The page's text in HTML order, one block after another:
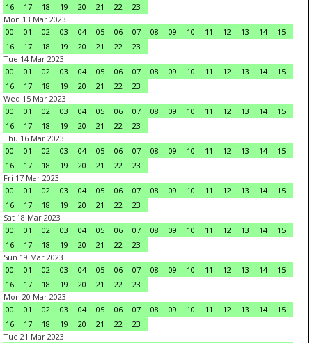
16 17 18 19 20 21 22
23
Mon 13 Mar 2023
00
01 02 03 04 05 06 07 08 09 10 11 12 13 14
15
16
17 18 19 20 21 22
23
Tue 14 Mar 2023
00
01 02 03 04 05 06 07 08 09 10 11 12 13 14
15
16
17 18 19 20 21 22
23
Wed 15 Mar 2023
00
01 02 03 04 05 06 07 08 09 10 11 12 13 14
15
16
17 18 19 20 21 22
23
Thu 16 Mar 2023
00
01 02 03 04 05 06 07 08 09 10 11 12 13 14
15
16
17 18 19 20 21 22
23
Fri 17 Mar 2023
00
01 02 03 04 05 06 07 08 09 10 11 12 13 14
15
16
17 18 19 20 21 22
23
Sat 18 Mar 2023
00
01 02 03 04 05 06 07 08 09 10 11 12 13 14
15
16
17 18 19 20 21 22
23
Sun 19 Mar 2023
00
01 02 03 04 05 06 07 08 09 10 11 12 13 14
15
16
17 18 19 20 21 22
23
Mon 20 Mar 2023
00
01 02 03 04 05 06 07 08 09 10 11 12 13 14
15
16
17 18 19 20 21 22
23
Tue 21 Mar 2023